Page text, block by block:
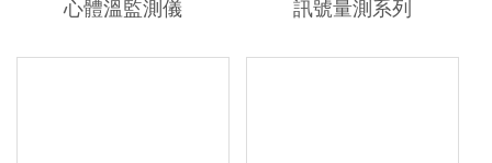
認知實驗/衡鑑
心體溫監測儀
訊號量測系列